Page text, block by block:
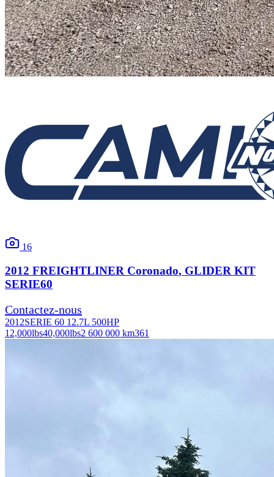
16
2012 FREIGHTLINER Coronado, GLIDER KIT
SERIE60
Contactez-nous
2012SERIE 60 12.7L 500HP
12,000lbs40,000lbs2 600 000 km361